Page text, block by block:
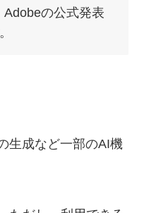
の公式発表
生成など一部のAI機